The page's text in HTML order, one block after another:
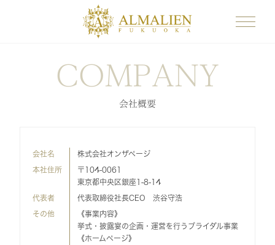
COMPANY
会社概要
会社名 株式会社オンザページ
本社住所
〒104-0061
東京都中央区銀座1-8-14
代表者 代表取締役社長CEO 渋谷守浩
その他
《事業内容》
挙式・披露宴の企画・運営を行うブライダル事業
《ホームページ》